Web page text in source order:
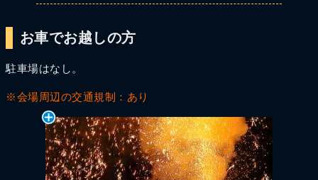
お車でお越しの方
駐車場はなし。
※会場周辺の交通規制：あり